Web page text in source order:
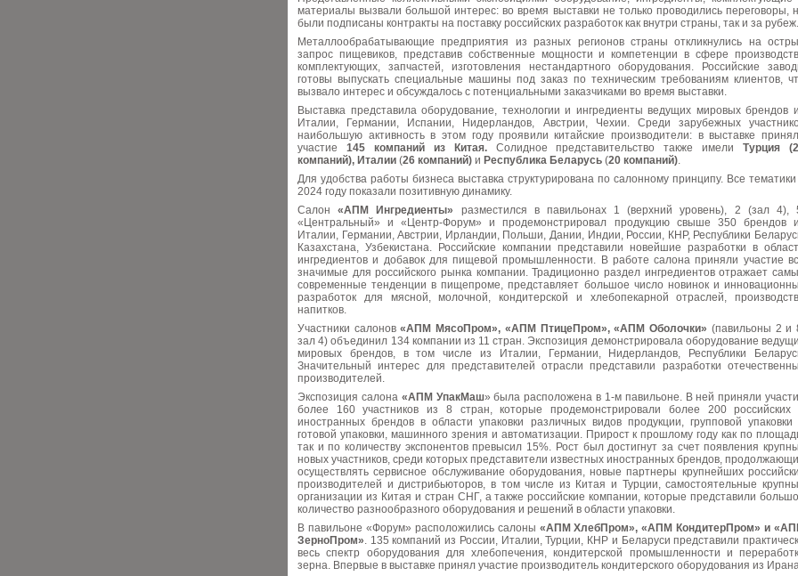
материалы вызвали большой интерес: во время выставки не только проводились переговоры,
были подписаны контракты на поставку российских разработок как внутри страны, так и за рубеж.
Металлообрабатывающие предприятия из разных регионов страны откликнулись на
запрос пищевиков, представив собственные мощности и компетенции в сфере
комплектующих, запчастей, изготовления нестандартного оборудования. Российские
готовы выпускать специальные машины под заказ по техническим требованиям клиентов,
вызвало интерес и обсуждалось с потенциальными заказчиками во время выставки.
Выставка представила оборудование, технологии и ингредиенты ведущих мировых брендов
Италии, Германии, Испании, Нидерландов, Австрии, Чехии. Среди зарубежных
наибольшую активность в этом году проявили китайские производители: в выставке
участие 145 компаний из Китая.Солидное представительство также имелиТурция
компаний), Италии (26 компаний) и Республика Беларусь (20 компаний).
Для удобства работы бизнеса выставка структурирована по салонному принципу. Все тематики
2024 году показали позитивную динамику.
Салон«АПМ Ингредиенты» разместился в павильонах 1 (верхний уровень), 2 (зал 4),
«Центральный» и «Центр-Форум» и продемонстрировал продукцию свыше 350 брендов
Италии, Германии, Австрии, Ирландии, Польши, Дании, Индии, России, КНР, Республики
Казахстана, Узбекистана. Российские компании представили новейшие разработки в
ингредиентов и добавок для пищевой промышленности. В работе салона приняли участие
значимые для российского рынка компании. Традиционно раздел ингредиентов отражает
современные тенденции в пищепроме, представляет большое число новинок и
разработок для мясной, молочной, кондитерской и хлебопекарной отраслей,
напитков.
Участники салонов«АПМ МясоПром», «АПМ ПтицеПром», «АПМ Оболочки» (павильоны 2 и
зал 4) объединил 134 компании из 11 стран. Экспозиция демонстрировала оборудование
мировых брендов, в том числе из Италии, Германии, Нидерландов, Республики
Значительный интерес для представителей отрасли представили разработки
производителей.
Экспозиция салона «АПМ УпакМаш» была расположена в 1-м павильоне. В ней приняли
более 160 участников из 8 стран, которые продемонстрировали более 200 российских
иностранных брендов в области упаковки различных видов продукции, групповой упаковки
готовой упаковки, машинного зрения и автоматизации. Прирост к прошлому году как по
так и по количеству экспонентов превысил 15%. Рост был достигнут за счет появления
новых участников, среди которых представители известных иностранных брендов,
осуществлять сервисное обслуживание оборудования, новые партнеры крупнейших
производителей и дистрибьюторов, в том числе из Китая и Турции, самостоятельные
организации из Китая и стран СНГ, а также российские компании, которые представили
количество разнообразного оборудования и решений в области упаковки.
В павильоне «Форум» расположились салоны «АПМ ХлебПром», «АПМ КондитерПром» и
ЗерноПром». 135 компаний из России, Италии, Турции, КНР и Беларуси представили
весь спектр оборудования для хлебопечения, кондитерской промышленности и
зерна. Впервые в выставке принял участие производитель кондитерского оборудования из